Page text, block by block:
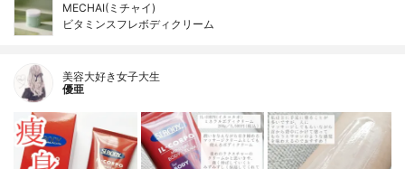
MECHAI(ミチャイ)
ビタミンスフレボディクリーム
美容大好き女子大生
優亜